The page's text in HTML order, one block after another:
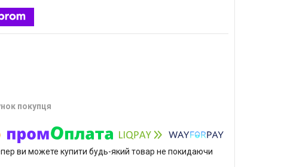
покупця
ви можете купити будь-який товар не покидаючи